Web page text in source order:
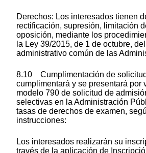
Derechos: Los interesados tienen
rectificación, supresión, limitación
oposición, mediante los
la Ley 39/2015, de 1 de octubre,
administrativo común de las
8.10 Cumplimentación de
cumplimentará y se presentará por
modelo 790 de solicitud de
selectivas en la Administración
tasas de derechos de examen,
instrucciones:
Los interesados realizarán su
través de la aplicación de